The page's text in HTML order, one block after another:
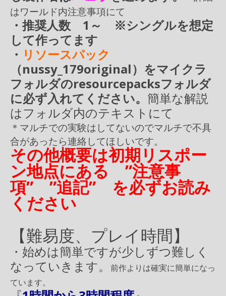
はワールド内注意事項にて
・推奨人数 1～ ※シングルを想定
して作ってます
・ リソースパック
（nussy_179original）をマイクラ
フォルダのresourcepacksフォルダ
に必ず入れてください。 簡単な解説
はフォルダ内のテキストにて
＊マルチでの実験はしてないのでマルチで不具
合があったら連絡してほしいです。
その他概要は初期リスポー
ン地点にある ”注意事
項” ”追記” を必ずお読み
ください
【難易度、プレイ時間】
・始めは簡単ですが少しずつ難しく
なっていきます。
前作よりは確実に簡単になっ
ています。